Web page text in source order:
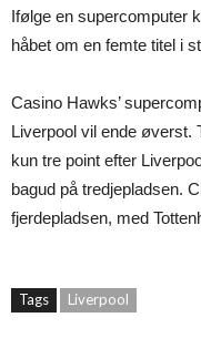
Ifølge en supercomputer
håbet om en femte titel i
Casino Hawks’
Liverpool vil ende øverst.
kun tre point efter
bagud på tredjepladsen.
fjerdepladsen, med
Tags Liverpool